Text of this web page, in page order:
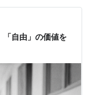
の虐めをなかったも
責任は有耶無耶の
及を止めてはいけな
ような結末は…
自由」の価値を